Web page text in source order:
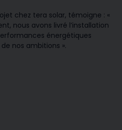
chez tera solar, témoigne : «
nous avons livré l’installation
énergétiques
nos ambitions ».